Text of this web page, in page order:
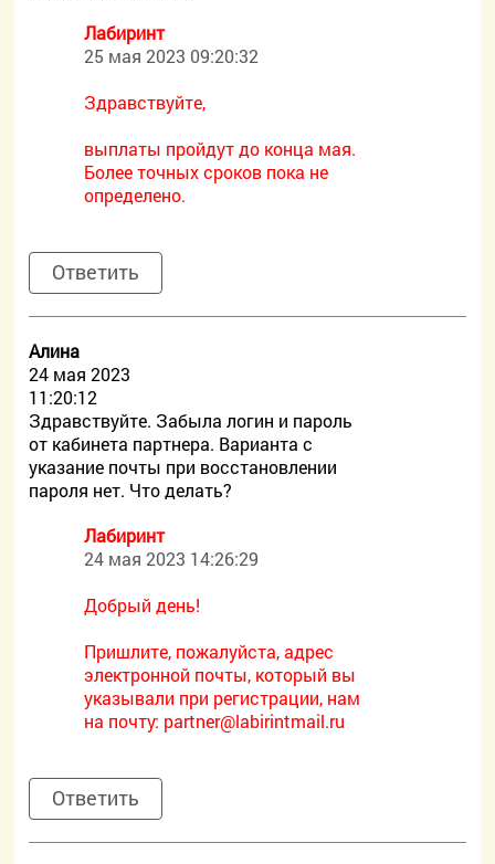
Лабиринт
25 мая 2023 09:20:32
Здравствуйте,
выплаты пройдут до конца мая.
Более точных сроков пока не
определено.
Ответить
Алина
24 мая 2023
11:20:12
Здравствуйте. Забыла логин и пароль
от кабинета партнера. Варианта с
указание почты при восстановлении
пароля нет. Что делать?
Лабиринт
24 мая 2023 14:26:29
Добрый день!
Пришлите, пожалуйста, адрес
электронной почты, который вы
указывали при регистрации, нам
на почту: partner@labirintmail.ru
Ответить